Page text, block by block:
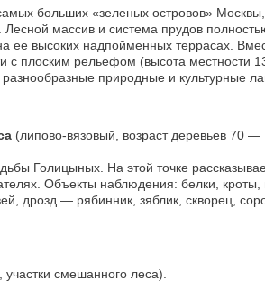
больших «зеленых островов»
Лесной массив и система прудов
ее высоких надпойменных террасах.
плоским рельефом (высота местности
природные и культурные
(липово-вязовый, возраст деревьев 70 —
Голицыных. На этой точке
Объекты наблюдения: белки,
дрозд — рябинник, зяблик, скворец,
смешанного леса).